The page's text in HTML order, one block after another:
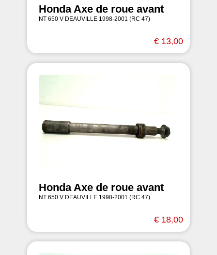
Honda Axe de roue avant
NT 650 V DEAUVILLE 1998-2001 (RC 47)
€ 13,00
Honda Axe de roue avant
NT 650 V DEAUVILLE 1998-2001 (RC 47)
€ 18,00